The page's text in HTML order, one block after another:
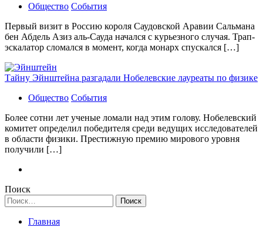
Общество События
Первый визит в Россию короля Саудовской Аравии Сальмана
бен Абдель Азиз аль-Сауда начался с курьезного случая. Трап-
эскалатор сломался в момент, когда монарх спускался […]
Тайну Эйнштейна разгадали Нобелевские лауреаты по физике
Общество События
Более сотни лет ученые ломали над этим голову. Нобелевский
комитет определил победителя среди ведущих исследователей
в области физики. Престижную премию мирового уровня
получили […]
Поиск
Найти:
Главная